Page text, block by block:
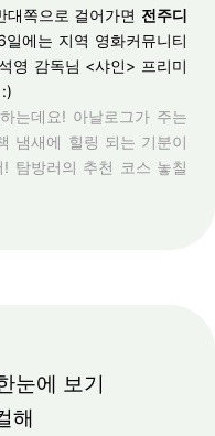
쪽으로 걸어가면 전주디
에는 지역 영화커뮤니티
영 감독님 <샤인> 프리미
는데요! 아날로그가 주는
냄새에 힐링 되는 기분이
탐방러의 추천 코스 놓칠
눈에 보기
해